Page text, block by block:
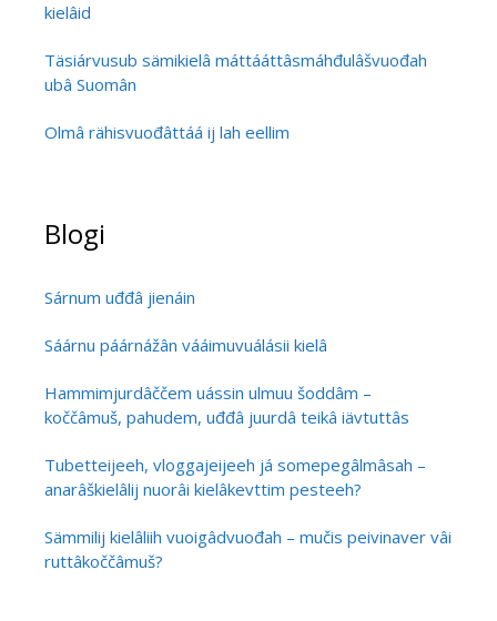
kielâid
Täsiárvusub sämikielâ máttááttâsmáhđulâšvuođah
ubâ Suomân
Olmâ rähisvuođâttáá ij lah eellim
Blogi
Sárnum uđđâ jienáin
Sáárnu páárnážân vááimuvuálásii kielâ
Hammimjurdâččem uássin ulmuu šoddâm –
koččâmuš, pahudem, uđđâ juurdâ teikâ iävtuttâs
Tubetteijeeh, vloggajeijeeh já somepegâlmâsah –
anarâškielâlij nuorâi kielâkevttim pesteeh?
Sämmilij kielâliih vuoigâdvuođah – mučis peivinaver vâi
ruttâkoččâmuš?